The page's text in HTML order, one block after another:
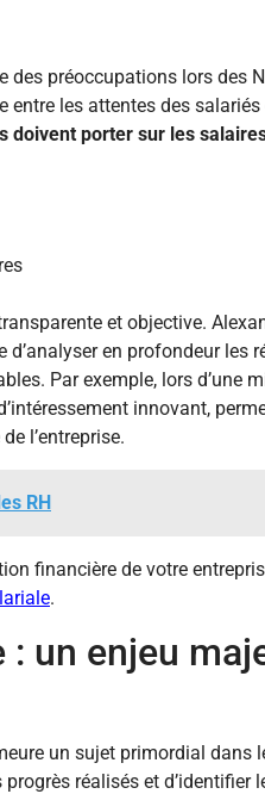
préoccupations lors des
entre les attentes des
doivent porter sur les
et objective.
en profondeur les
Par exemple, lors d’une
innovant,
l’entreprise.
RH
financière de votre
.
un enjeu
un sujet primordial dans
réalisés et d’identifier